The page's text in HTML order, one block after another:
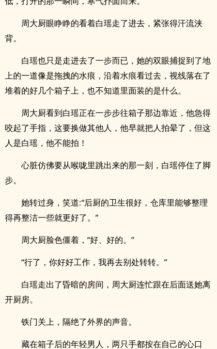
周大厨眼睁睁的看着白瑶走了进去，紧张得汗流浃
背。
白瑶也只是走进去了一步而已，她的双眼捕捉到了地
上的一道像是拖拽的水痕，沿着水痕看过去，视线落在了
堆着的好几个箱子上，也不知道里面装的是什么。
周大厨看到白瑶正在一步步往箱子那边靠近，他急得
咬起了手指，这要换做其他人，他早就把人拍晕了，但这
人是白瑶，他不能拍！
心脏仿佛要从喉咙里跳出来的那一刻，白瑶停住了脚
步。
她转过身，笑道:“后厨的卫生很好，仓库里能够整理
得再整洁一些就更好了。”
周大厨脸色僵着，“好、好的。”
“行了，你好好工作，我再去别处转转。”
白瑶走出了昏暗的房间，周大厨连忙跟在后面送她离
开厨房。
铁门关上，隔绝了外界的声音。
藏在箱子后的年轻男人，两只手都按在自己的心口